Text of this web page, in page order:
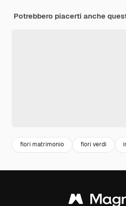
Potrebbero piacerti anche
fiori matrimonio fiori verdi